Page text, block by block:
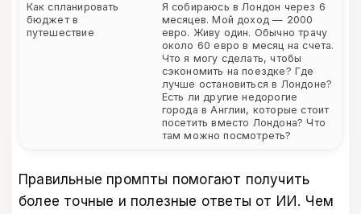
Как спланировать
бюджет в
путешествие
Я собираюсь в Лондон через 6
месяцев. Мой доход — 2000
евро. Живу один. Обычно трачу
около 60 евро в месяц на счета.
Что я могу сделать, чтобы
сэкономить на поездке? Где
лучше остановиться в Лондоне?
Есть ли другие недорогие
города в Англии, которые стоит
посетить вместо Лондона? Что
там можно посмотреть?
Правильные промпты помогают получить
более точные и полезные ответы от ИИ. Чем